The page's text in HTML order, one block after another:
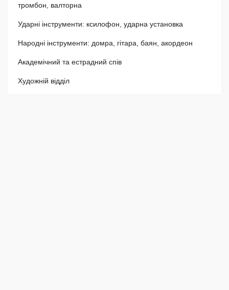
тромбон, валторна
Ударні інструменти: ксилофон, ударна установка
Народні інструменти: домра, гітара, баян, акордеон
Академічний та естрадний спів
Художній відділ